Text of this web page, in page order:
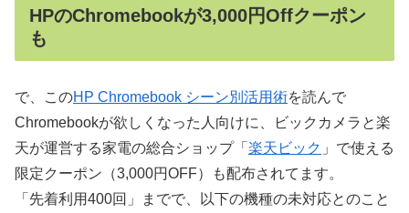
HPのChromebookが3,000円Offクーポン
も
で、このHP Chromebook シーン別活用術を読んで
Chromebookが欲しくなった人向けに、ビックカメラと楽
天が運営する家電の総合ショップ「 楽天ビック 」で使える
限定クーポン（3,000円OFF）も配布されてます。
「先着利用400回」までで、以下の機種の未対応とのこと